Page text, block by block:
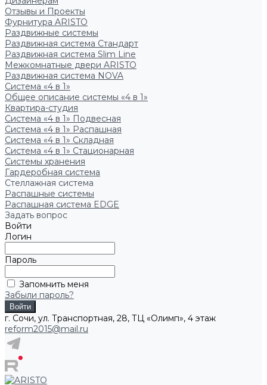
Отзывы и Проекты
Фурнитура ARISTO
Раздвижные системы
Раздвижная система Стандарт
Раздвижная система Slim Line
Межкомнатные двери ARISTO
Раздвижная система NOVA
Система «4 в 1»
Общее описание системы «4 в 1»
Квартира-студия
Система «4 в 1» Подвесная
Система «4 в 1» Распашная
Система «4 в 1» Складная
Система «4 в 1» Стационарная
Системы хранения
Гардеробная система
Стеллажная система
Распашные системы
Распашная система EDGE
Задать вопрос
Войти
Логин
Пароль
Запомнить меня
Забыли пароль?
г. Сочи, ул. Транспортная, 28, ТЦ «Олимп», 4 этаж
reform2015@mail.ru